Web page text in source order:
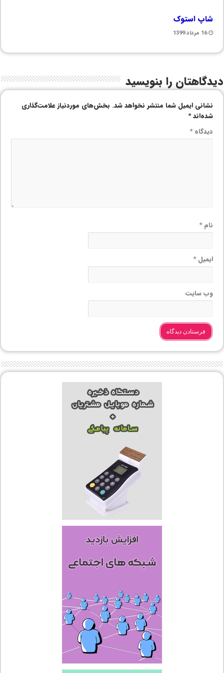
شاپ استوک
16 مرداد 1399
دیدگاهتان را بنویسید
نشانی ایمیل شما منتشر نخواهد شد. بخش‌های موردنیاز علامت‌گذاری
شده‌اند*
دیدگاه*
نام*
ایمیل*
وب‌ سایت